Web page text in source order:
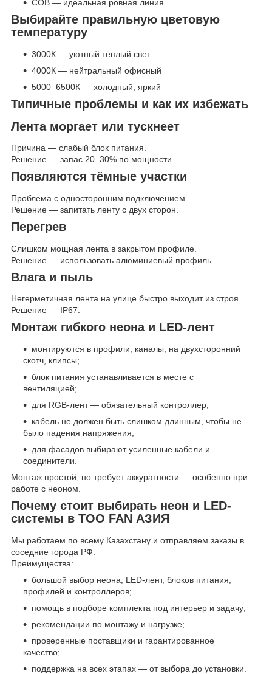
COB — идеальная ровная линия
Выбирайте правильную цветовую
температуру
3000К — уютный тёплый свет
4000К — нейтральный офисный
5000–6500К — холодный, яркий
Типичные проблемы и как их избежать
Лента моргает или тускнеет
Причина — слабый блок питания.
Решение — запас 20–30% по мощности.
Появляются тёмные участки
Проблема с односторонним подключением.
Решение — запитать ленту с двух сторон.
Перегрев
Слишком мощная лента в закрытом профиле.
Решение — использовать алюминиевый профиль.
Влага и пыль
Негерметичная лента на улице быстро выходит из строя.
Решение — IP67.
Монтаж гибкого неона и LED-лент
монтируются в профили, каналы, на двухсторонний
скотч, клипсы;
блок питания устанавливается в месте с
вентиляцией;
для RGB-лент — обязательный контроллер;
кабель не должен быть слишком длинным, чтобы не
было падения напряжения;
для фасадов выбирают усиленные кабели и
соединители.
Монтаж простой, но требует аккуратности — особенно при
работе с неоном.
Почему стоит выбирать неон и LED-
системы в ТОО FAN АЗИЯ
Мы работаем по всему Казахстану и отправляем заказы в
соседние города РФ.
Преимущества:
большой выбор неона, LED-лент, блоков питания,
профилей и контроллеров;
помощь в подборе комплекта под интерьер и задачу;
рекомендации по монтажу и нагрузке;
проверенные поставщики и гарантированное
качество;
поддержка на всех этапах — от выбора до установки.